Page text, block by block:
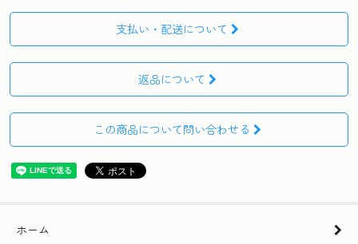
支払い・配送について
返品について
この商品について問い合わせる
ホーム